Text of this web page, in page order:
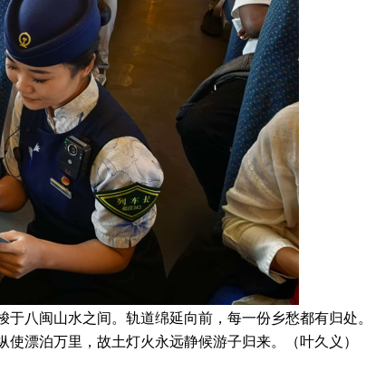
八闽山水之间。轨道绵延向前，每一份乡愁都有归处。
漂泊万里，故土灯火永远静候游子归来。（叶久义）